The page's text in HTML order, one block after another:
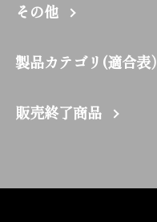
その他
製品カテゴリ(適合表）
販売終了商品